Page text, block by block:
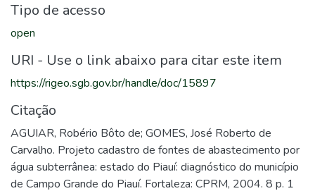
Tipo de acesso
open
URI - Use o link abaixo para citar este item
https://rigeo.sgb.gov.br/handle/doc/15897
Citação
AGUIAR, Robério Bôto de; GOMES, José Roberto de
Carvalho. Projeto cadastro de fontes de abastecimento por
água subterrânea: estado do Piauí: diagnóstico do município
de Campo Grande do Piauí. Fortaleza: CPRM, 2004. 8 p. 1